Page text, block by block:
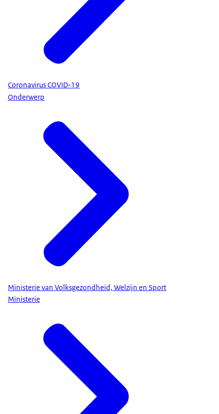
Coronavirus COVID-19
Onderwerp
Ministerie van Volksgezondheid, Welzijn en Sport
Ministerie